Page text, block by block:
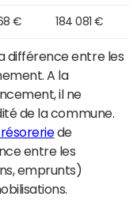
€ 184 081 €
différence entre les
A la
il ne
de la commune.
de
entre les
emprunts)